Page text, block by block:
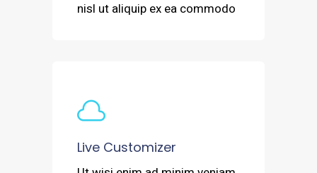
nisl ut aliquip ex ea commodo
Live Customizer